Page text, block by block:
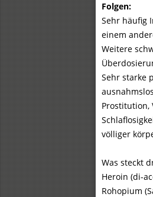
Folgen:
Sehr häufig
einem
Weitere
Sehr starke
Prostitution,
völliger
Was steckt
Heroin (di-
Rohopium